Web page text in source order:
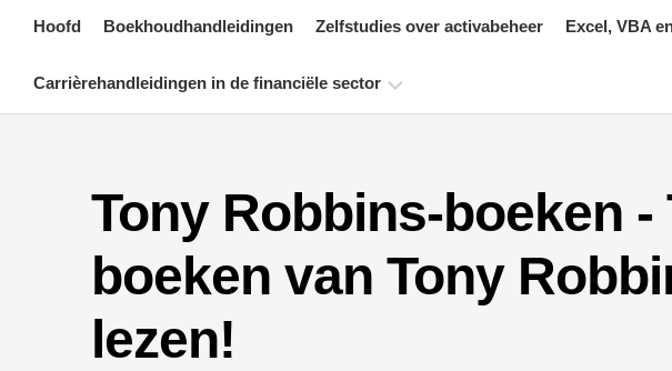
Hoofd Boekhoudhandleidingen Zelfstudies over activabeheer Excel, VBA
Carrièrehandleidingen in de financiële sector
financiële
certificering
Tutorials
modellering
Tony Robbins-boeken -
boeken van Tony
lezen!